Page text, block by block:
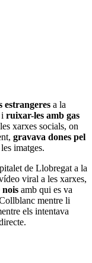
estrangeres a la
ruixar-les amb gas
xarxes socials, on
gravava dones pel
imatges.
de Llobregat a la
viral a les xarxes,
amb qui es va
mentre li
els intentava